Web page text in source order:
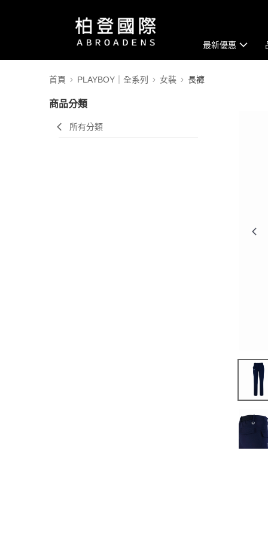
最新優惠
首頁 PLAYBOY｜全系列 女裝 長褲
商品分類
所有分類